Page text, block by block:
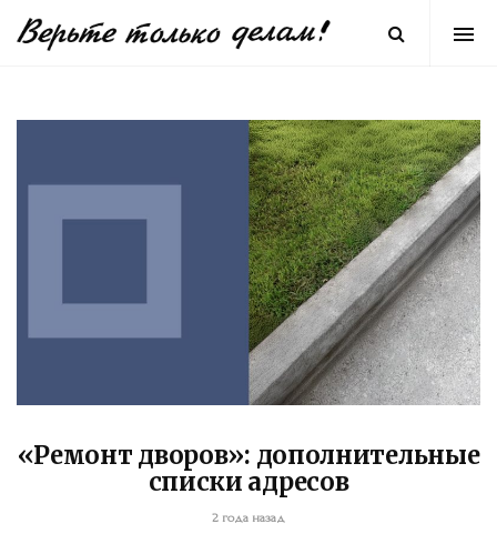
«Ремонт дворов»: дополнительные
списки адресов
2 года назад